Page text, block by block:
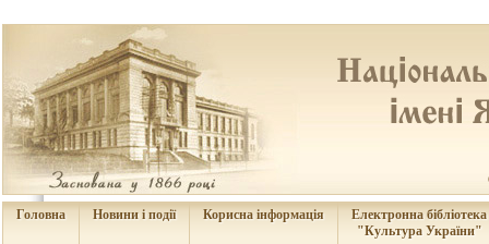
Головна Новини і події Корисна інформація
Електронна бібліотека
"Культура України"